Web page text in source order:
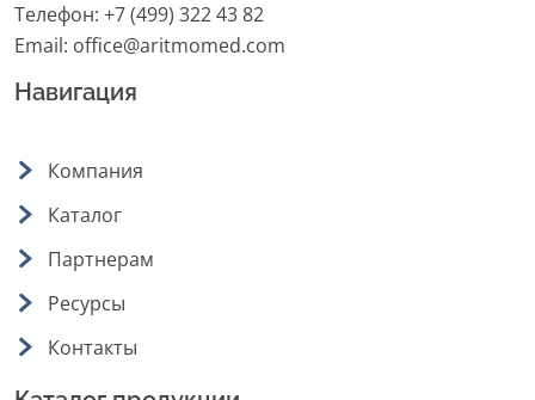
Телефон: +7 (499) 322 43 82
Email: office@aritmomed.com
Навигация
Компания
Каталог
Партнерам
Ресурсы
Контакты